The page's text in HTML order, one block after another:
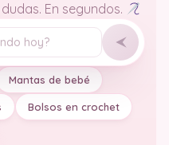
En segundos.
Mantas de bebé
Bolsos en crochet